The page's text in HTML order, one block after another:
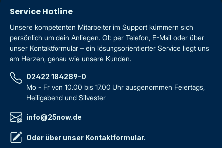
Service Hotline
Unsere kompetenten Mitarbeiter im Support kümmern sich
persönlich um dein Anliegen. Ob per Telefon, E-Mail oder über
unser Kontaktformular – ein lösungsorientierter Service liegt uns
am Herzen, genau wie unsere Kunden.
02422 184289-0
Mo - Fr von 10.00 bis 17.00 Uhr ausgenommen Feiertags,
Heiligabend und Silvester
info@25now.de
Oder über unser Kontaktformular.